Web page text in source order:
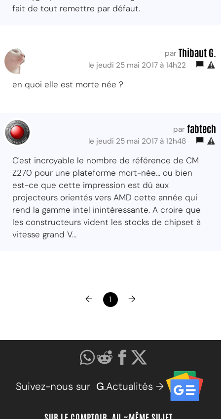
fait de tout remettre par défaut.
par Thibaut G.
le jeudi 25 mai 2017 à 14h22
en quoi elle est morte née ?
par fabtech
le jeudi 25 mai 2017 à 12h48
C'est incroyable le nombre de référence de CM
Z270 pour une plateforme mort-née... ou bien
est-ce que cette impression est dû aux
projecteurs orientés vers AMD cette année qui
rend la gamme intel inintéressante. A croire que
les constructeurs vident les stocks de chipset à
vitesse grand V...
← 1 →
Suivez-nous sur G.Actualités →